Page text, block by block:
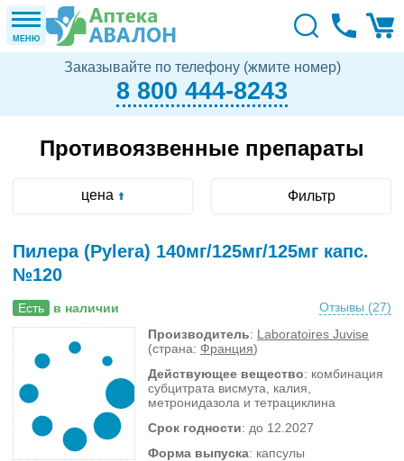
МЕНЮ
Заказывайте по телефону (жмите номер)
8 800 444-8243
Противоязвенные препараты
цена Фильтр
Пилера (Pylera) 140мг/125мг/125мг капс.
№120
Есть в наличии Отзывы (27)
Производитель: Laboratoires Juvise
(страна: Франция)
Действующее вещество: комбинация
субцитрата висмута, калия,
метронидазола и тетрациклина
Срок годности: до 12.2027
Форма выпуска: капсулы